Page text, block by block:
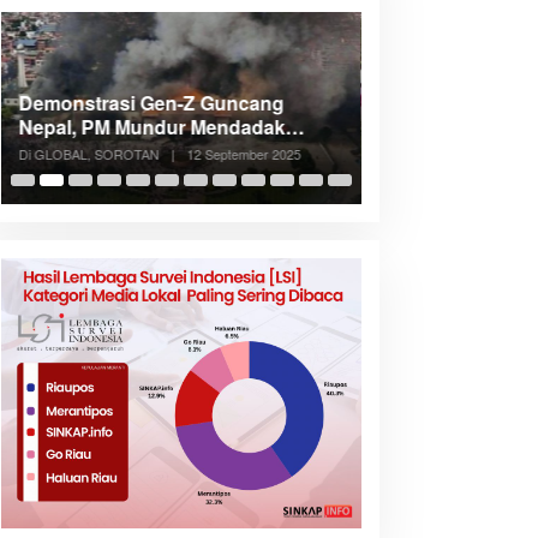
Demonstrasi Gen-Z Guncang
Nepal, PM Mundur Mendadak
Setelah Gedung Parlemen Dibakar
Di GLOBAL, SOROTAN | 12 September 2025